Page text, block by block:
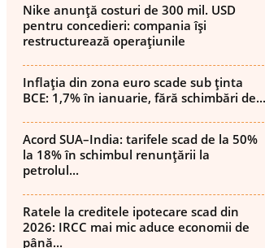
Nike anunță costuri de 300 mil. USD
pentru concedieri: compania își
restructurează operațiunile
Inflația din zona euro scade sub ținta
BCE: 1,7% în ianuarie, fără schimbări de...
Acord SUA–India: tarifele scad de la 50%
la 18% în schimbul renunțării la
petrolul...
Ratele la creditele ipotecare scad din
2026: IRCC mai mic aduce economii de
până...